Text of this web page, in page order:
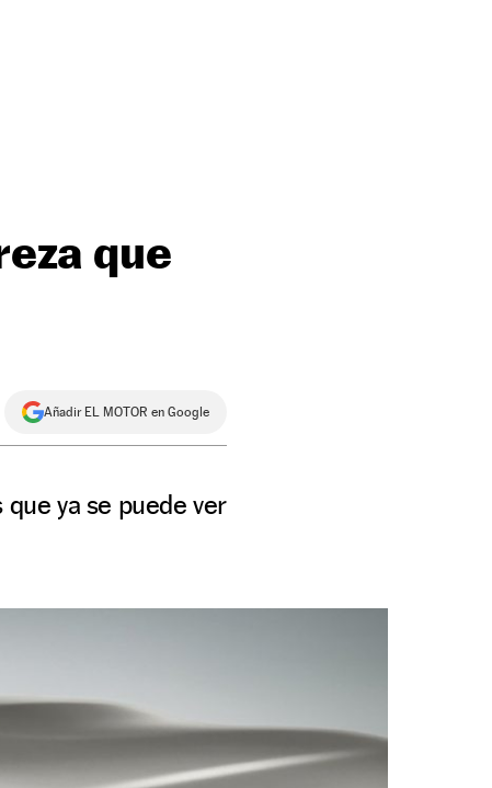
que
Añadir EL MOTOR en Google
ya se puede ver